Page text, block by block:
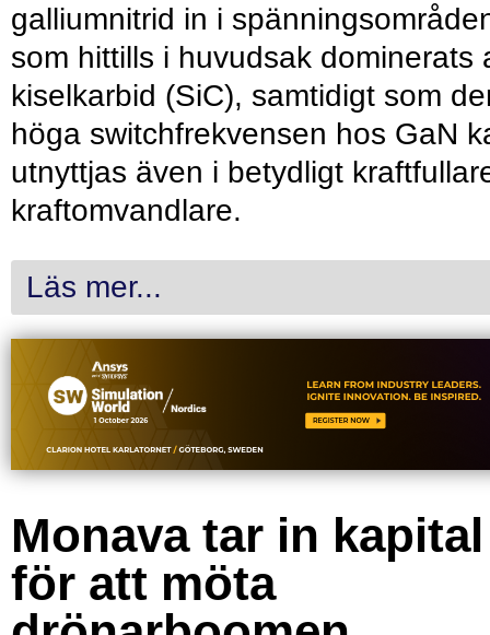
galliumnitrid in i
som hittills i huvudsak dominerats
kiselkarbid (SiC), samtidigt som
höga switchfrekvensen hos GaN
utnyttjas även i betydligt
kraftomvandlare.
Läs mer...
Monava tar in kapital
för att möta